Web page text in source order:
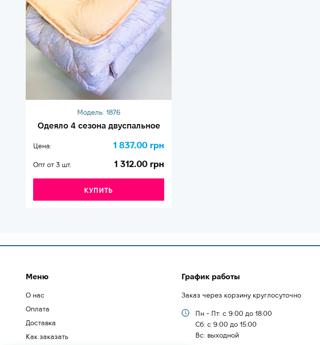
Модель: 1876
Одеяло 4 сезона двуспальное
Цена: 1 837.00 грн
Опт от 3 шт. 1 312.00 грн
КУПИТЬ
Меню
О нас
Оплата
Доставка
Как заказать
График работы
Заказ через корзину круглосуточно
Пн - Пт: с 9:00 до 18:00
Cб: с 9:00 до 15:00
Вс: выходной